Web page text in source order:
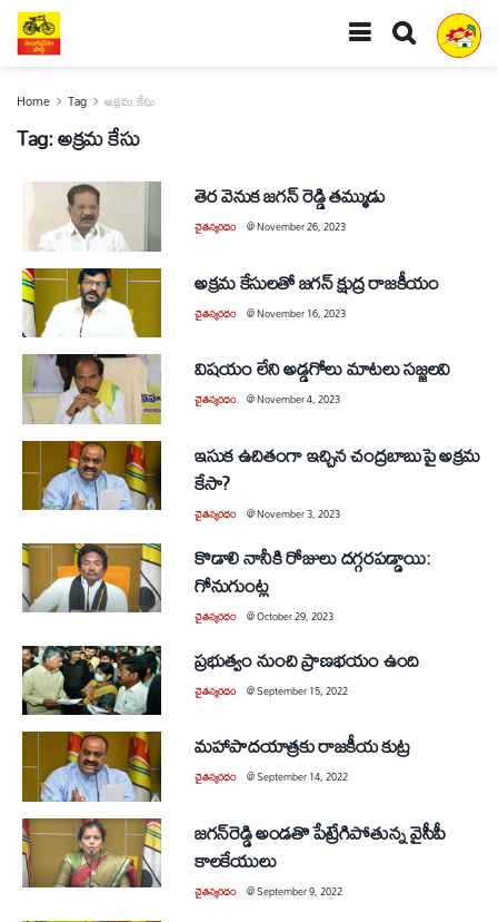
Home Tag అక్రమ కేసు
Tag:అక్రమ కేసు
తెర వెనుక జగన్ రెడ్డి తమ్ముడు
చైతన్యరధం @November 26, 2023
అక్రమ కేసులతో జగన్‌ క్షుద్ర రాజకీయం
చైతన్యరధం @November 16, 2023
విషయం లేని అడ్డగోలు మాటలు సజ్జలవి
చైతన్యరధం @November 4, 2023
ఇసుక ఉచితంగా ఇచ్చిన చంద్రబాబుపై అక్రమ
కేసా?
చైతన్యరధం @November 3, 2023
కొడాలి నానీకి రోజులు దగ్గరపడ్డాయి:
గోనుగుంట్ల
చైతన్యరధం @October 29, 2023
ప్రభుత్వం నుంచి ప్రాణభయం ఉంది
చైతన్యరధం @September 15, 2022
మహాపాదయాత్రకు రాజకీయ కుట్ర
చైతన్యరధం @September 14, 2022
జగన్‌రెడ్డి అండతొ పేట్రేగిపోతున్న వైసీపీ
కాలకేయులు
చైతన్యరధం @September 9, 2022